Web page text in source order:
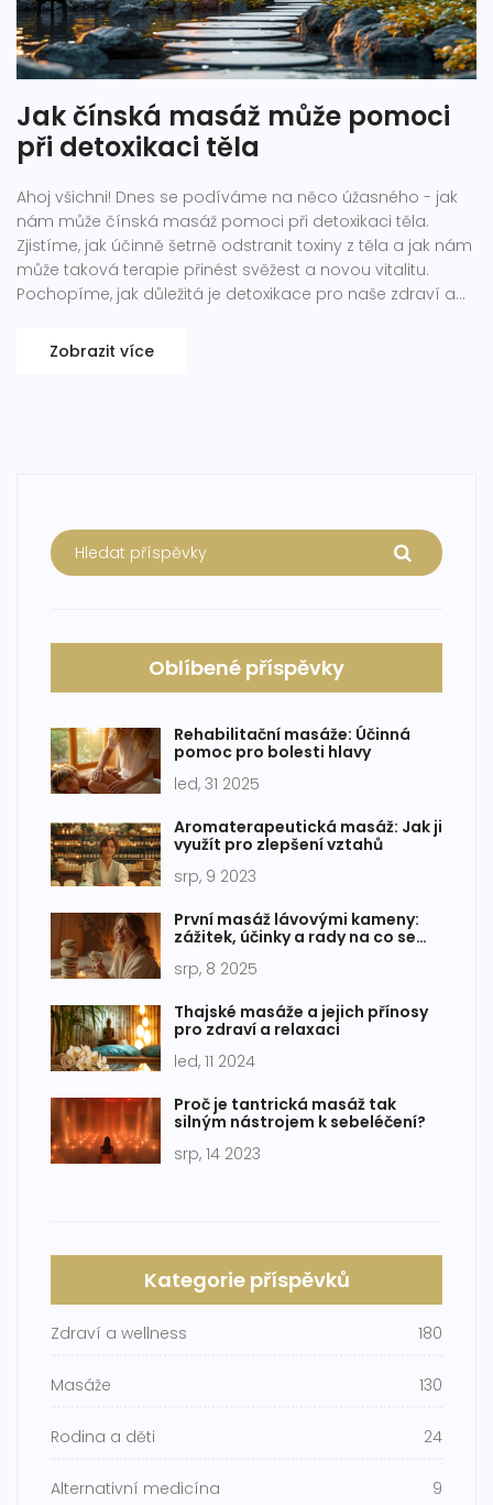
Jak čínská masáž může pomoci
při detoxikaci těla
Ahoj všichni! Dnes se podíváme na něco úžasného - jak
nám může čínská masáž pomoci při detoxikaci těla.
Zjistíme, jak účinně šetrně odstranit toxiny z těla a jak nám
může taková terapie přinést svěžest a novou vitalitu.
Pochopíme, jak důležitá je detoxikace pro naše zdraví a
dosáhnout. Tak pojďme se ponořit do tohoto
Zobrazit více
Oblíbené příspěvky
Rehabilitační masáže: Účinná
pomoc pro bolesti hlavy
led, 31 2025
Aromaterapeutická masáž: Jak ji
využít pro zlepšení vztahů
srp, 9 2023
První masáž lávovými kameny:
zážitek, účinky a rady na co se
srp, 8 2025
Thajské masáže a jejich přínosy
pro zdraví a relaxaci
led, 11 2024
Proč je tantrická masáž tak
silným nástrojem k sebeléčení?
srp, 14 2023
Kategorie příspěvků
Zdraví a wellness 180
Masáže 130
Rodina a děti 24
Alternativní medicína 9